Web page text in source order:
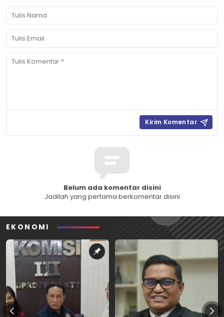
Belum ada komentar disini
Jadilah yang pertama berkomentar disini
EKONOMI